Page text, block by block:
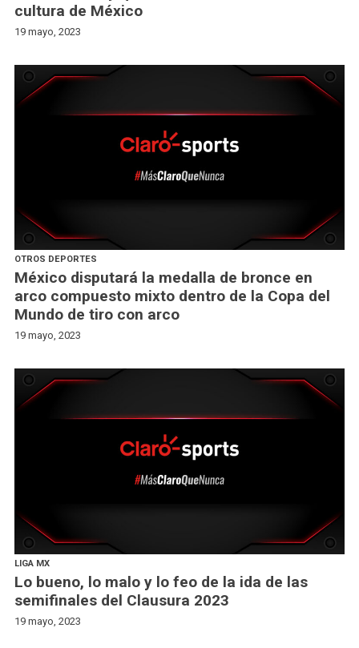
cultura de México
19 mayo, 2023
OTROS DEPORTES
México disputará la medalla de bronce en
arco compuesto mixto dentro de la Copa del
Mundo de tiro con arco
19 mayo, 2023
LIGA MX
Lo bueno, lo malo y lo feo de la ida de las
semifinales del Clausura 2023
19 mayo, 2023